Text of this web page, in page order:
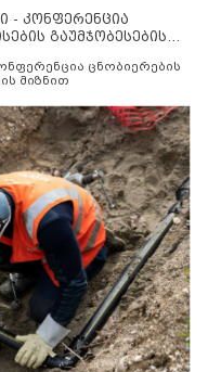
- კონფერენცია
გაუმჯობესების
ცნობიერების
მიზნით